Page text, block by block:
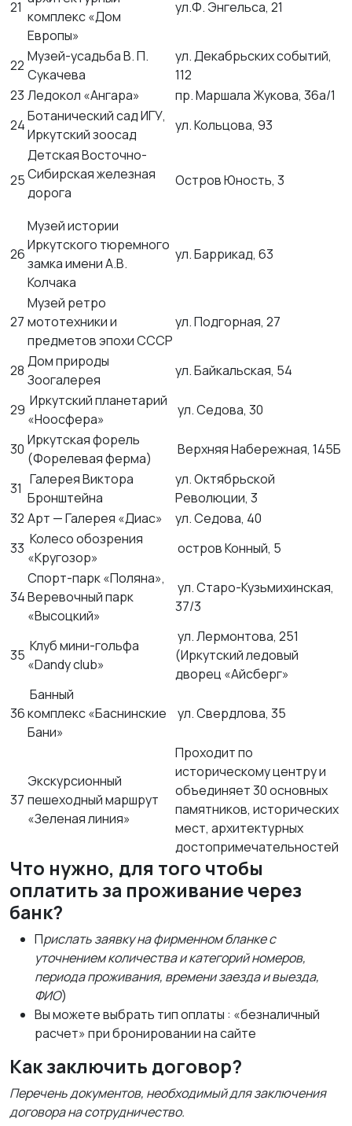
21
комплекс «Дом
Европы»
ул.Ф. Энгельса, 21
22
Музей-усадьба В. П.
Сукачева
ул. Декабрьских событий,
112
23 Ледокол «Ангара»
пр. Маршала Жукова, 36а/1
24
Ботанический сад ИГУ,
Иркутский зоосад
ул. Кольцова, 93
25
Детская Восточно-
Сибирская железная
дорога
Остров Юность, 3
26
Музей истории
Иркутского тюремного
замка имени А.В.
Колчака
ул. Баррикад, 63
27
Музей ретро
мототехники и
предметов эпохи СССР
ул. Подгорная, 27
28
Дом природы
Зоогалерея
ул. Байкальская, 54
29
Иркутский планетарий
«Ноосфера»
ул. Седова, 30
30
Иркутская форель
(Форелевая ферма)
Верхняя Набережная, 145Б
31
Галерея Виктора
Бронштейна
ул. Октябрьской
Революции, 3
32 Арт — Галерея «Диас»
ул. Седова, 40
33
Колесо обозрения
«Кругозор»
остров Конный, 5
34
Спорт-парк «Поляна»,
Веревочный парк
«Высоцкий»
ул. Старо-Кузьмихинская,
37/3
35
Клуб мини-гольфа
«Dandy club»
ул. Лермонтова, 251
(Иркутский ледовый
дворец «Айсберг»
36
Банный
комплекс «Баснинские
Бани»
ул. Свердлова, 35
37
Экскурсионный
пешеходный маршрут
«Зеленая линия»
Проходит по
историческому центру и
объединяет 30 основных
памятников, исторических
мест, архитектурных
достопримечательностей
Что нужно, для того чтобы
оплатить за проживание через
банк?
Прислать заявку на фирменном бланке с
уточнением количества и категорий номеров,
периода проживания, времени заезда и выезда,
ФИО)
Вы можете выбрать тип оплаты : «безналичный
расчет» при бронировании на сайте
Как заключить договор?
Перечень документов, необходимый для заключения
договора на сотрудничество.